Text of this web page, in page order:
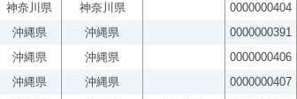
神奈川県 神奈川県
0000000404
沖縄県 沖縄県
0000000391
沖縄県 沖縄県
0000000406
沖縄県 沖縄県
0000000407